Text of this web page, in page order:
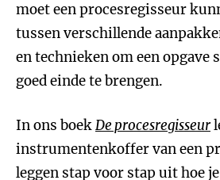
moet een procesregisseur
tussen verschillende
en technieken om een opgave
goed einde te brengen.
In ons boekDe procesregisseur
instrumentenkoffer van een
leggen stap voor stap uit hoe